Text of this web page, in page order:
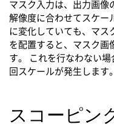
マスク入力は、出力画像
解像度に合わせてスケー
に変化していても、マス
を配置すると、マスク画
す。 これを行なわない
回スケールが発生します。
スコーピン